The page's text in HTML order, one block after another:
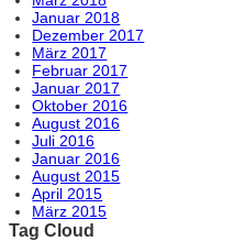
Januar 2018
Dezember 2017
März 2017
Februar 2017
Januar 2017
Oktober 2016
August 2016
Juli 2016
Januar 2016
August 2015
April 2015
März 2015
Tag Cloud